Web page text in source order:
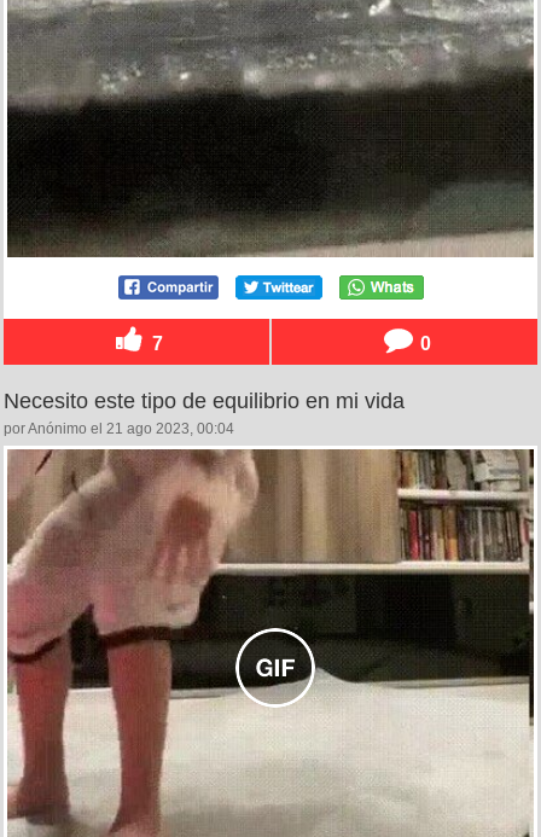
7 0
Necesito este tipo de equilibrio en mi vida
por Anónimo el 21 ago 2023, 00:04